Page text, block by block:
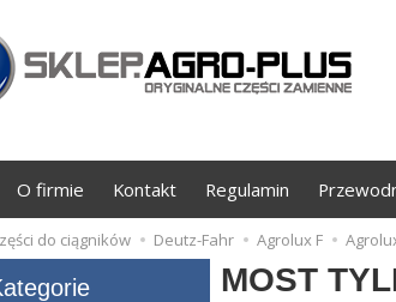
O firmie Kontakt Regulamin
do ciągników Deutz-Fahr Agrolux F
MOST